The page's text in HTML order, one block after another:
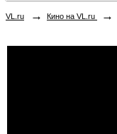
VL.ru → Кино на VL.ru →